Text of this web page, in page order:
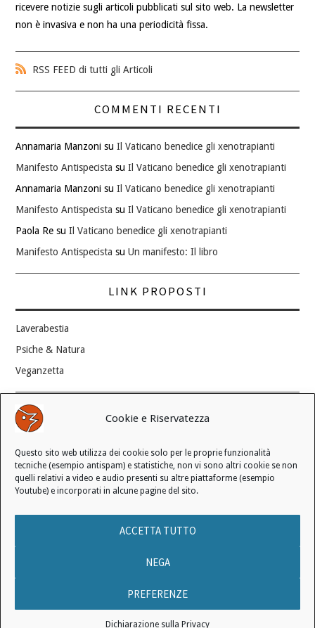
Cookie e Riservatezza
Questo sito web utilizza dei cookie solo per le proprie funzionalità
tecniche (esempio antispam) e statistiche, non vi sono altri cookie se non
quelli relativi a video e audio presenti su altre piattaforme (esempio
Youtube) e incorporati in alcune pagine del sito.
ACCETTA TUTTO
NEGA
PREFERENZE
Dichiarazione sulla Privacy
ricevere notizie sugli articoli pubblicati sul sito web. La newsletter
non è invasiva e non ha una periodicità fissa.
RSS FEED di tutti gli Articoli
COMMENTI RECENTI
Annamaria Manzoni suIl Vaticano benedice gli xenotrapianti
Manifesto Antispecista suIl Vaticano benedice gli xenotrapianti
Annamaria Manzoni suIl Vaticano benedice gli xenotrapianti
Manifesto Antispecista suIl Vaticano benedice gli xenotrapianti
Paola Re suIl Vaticano benedice gli xenotrapianti
Manifesto Antispecista suUn manifesto: Il libro
LINK PROPOSTI
Laverabestia
Psiche & Natura
Veganzetta
Modifica consenso ai cookie
REVOCA IL TUO CONSENSO
Stato attuale: Negato
INFORMATIVA SUI COOKIE|
Nessun testo pubblicato in questo sito web può essere utilizzato per